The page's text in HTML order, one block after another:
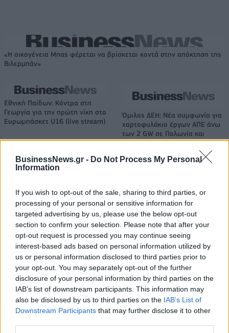
BusinessNews.gr - Do Not Process My Personal
Information
If you wish to opt-out of the sale, sharing to third parties, or
processing of your personal or sensitive information for
targeted advertising by us, please use the below opt-out
section to confirm your selection. Please note that after your
opt-out request is processed you may continue seeing
interest-based ads based on personal information utilized by
us or personal information disclosed to third parties prior to
your opt-out. You may separately opt-out of the further
disclosure of your personal information by third parties on the
IAB’s list of downstream participants. This information may
also be disclosed by us to third parties on the IAB’s List of
Downstream Participants that may further disclose it to other
«Η οικογένεια Μπας φέρεται να βρίσκεται κοντά στην απόκτηση της
Βιλερμπάν»
Εθνική Παίδων: Κόντρα στη
Γεωργία για την πρώτη νίκη στο
Ευρωμπάσκετ U16 (live stream)
Όμιλος ΔΕΗ: Νέα συμφωνία για
χαρτοφυλάκιο έργων ΑΠΕ άνω
των 2 GW σε Πολωνία και
Ουγγαρία
Mall έναντι 49,35 εκατ. ευρώ
Χρηματιστήριο Αθηνών:
κέρδη 23,31% από τις αρχές
του έτους
ΣΚΑΪ: Ολοκληρώθηκε η θητεία
του Γρηγόρη Δημητριάδη - Ο
Γιάννης Αλαφούζος επιστρέφει
στη θέση του CEO
Media: Με ενίσχυση 8 εκατ. ευρώ σε 451 επιχειρήσεις ξεκίνησε το